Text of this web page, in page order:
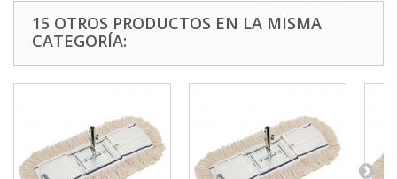
15 OTROS PRODUCTOS EN LA MISMA
CATEGORÍA: